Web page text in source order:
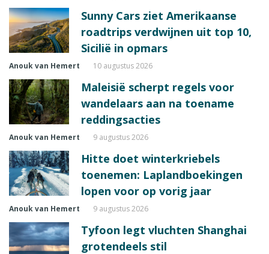
Sunny Cars ziet Amerikaanse
roadtrips verdwijnen uit top 10,
Sicilië in opmars
Anouk van Hemert 10 augustus 2026
Maleisië scherpt regels voor
wandelaars aan na toename
reddingsacties
Anouk van Hemert 9 augustus 2026
Hitte doet winterkriebels
toenemen: Laplandboekingen
lopen voor op vorig jaar
Anouk van Hemert 9 augustus 2026
Tyfoon legt vluchten Shanghai
grotendeels stil